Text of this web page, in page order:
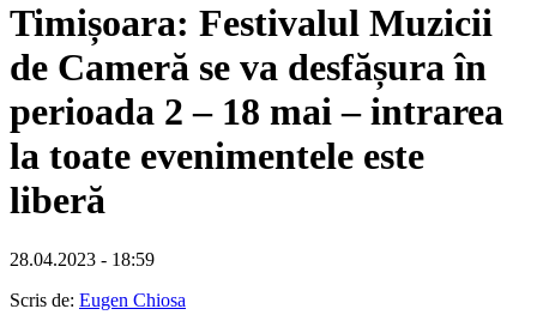
Timișoara: Festivalul Muzicii
de Cameră se va desfășura în
perioada 2 – 18 mai – intrarea
la toate evenimentele este
liberă
28.04.2023 - 18:59
Scris de: Eugen Chiosa